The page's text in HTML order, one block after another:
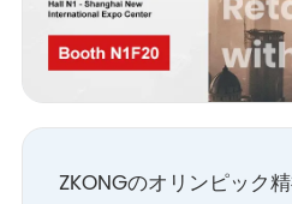
ZKONGのオリンピック